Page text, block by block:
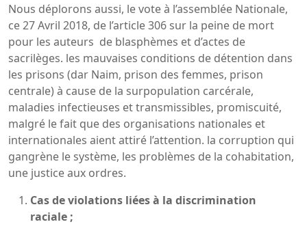
Nous déplorons aussi, le vote à l’assemblée Nationale,
ce 27 Avril 2018, de l’article 306 sur la peine de mort
pour les auteurs de blasphèmes et d’actes de
sacrilèges. les mauvaises conditions de détention dans
les prisons (dar Naim, prison des femmes, prison
centrale) à cause de la surpopulation carcérale,
maladies infectieuses et transmissibles, promiscuité,
malgré le fait que des organisations nationales et
internationales aient attiré l’attention. la corruption qui
gangrène le système, les problèmes de la cohabitation,
une justice aux ordres.
Cas de violations liées à la discrimination
raciale ;